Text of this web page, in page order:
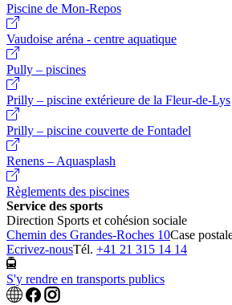
Piscine de Mon-Repos
Vaudoise aréna - centre aquatique
Pully – piscines
Prilly – piscine extérieure de la Fleur-de-Lys
Prilly – piscine couverte de Fontadel
Renens – Aquasplash
Règlements des piscines
Service des sports
Direction Sports et cohésion sociale
Chemin des Grandes-Roches 10Case
Ecrivez-nousTél. +41 21 315 14 14
S'y rendre en transports publics